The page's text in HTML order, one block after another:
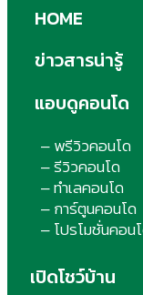
HOME
ข่าวสารน่ารู้
แอบดูคอนโด
– พรีวิวคอนโด
– รีวิวคอนโด
– ทำเลคอนโด
– การ์ตูนคอนโด
– โปรโมชั่นคอน
เปิดโชว์บ้าน